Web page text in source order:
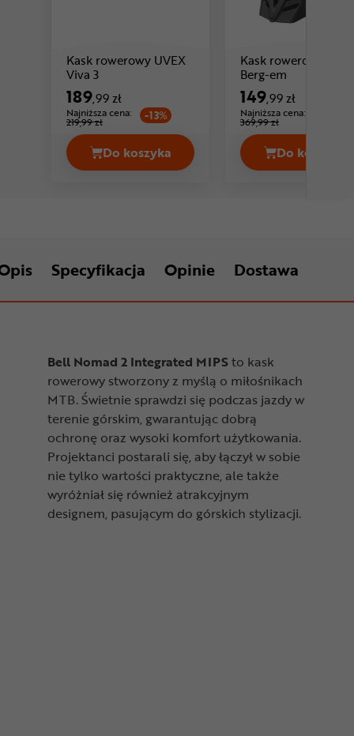
Kask rowerowy UVEX
Viva 3
189,99 zł
Najniższa cena:
219,99 zł -13%
Do koszyka
Kask rowerowy UVEX Viva 3 Cena
Kask rowerowy
Berg-em
149,99 zł
Najniższa cena:
369,99 zł
Do koszyka
Kask
Specyfikacja Opinie Dostawa
Bell Nomad 2 Integrated MIPSto kask
rowerowy stworzony z myślą o miłośnikach
MTB. Świetnie sprawdzi się podczas jazdy w
terenie górskim, gwarantując dobrą
ochronę oraz wysoki komfort użytkowania.
Projektanci postarali się, aby łączył w sobie
nie tylko wartości praktyczne, ale także
wyróżniał się również atrakcyjnym
designem, pasującym do górskich stylizacji.